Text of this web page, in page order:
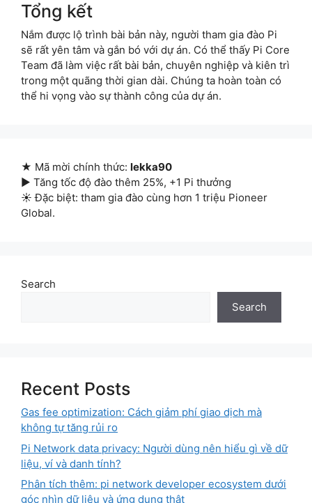
Tổng kết
Nắm được lộ trình bài bản này, người tham gia đào Pi
sẽ rất yên tâm và gắn bó với dự án. Có thể thấy Pi Core
Team đã làm việc rất bài bản, chuyên nghiệp và kiên trì
trong một quãng thời gian dài. Chúng ta hoàn toàn có
thể hi vọng vào sự thành công của dự án.
★ Mã mời chính thức: lekka90
▶ Tăng tốc độ đào thêm 25%, +1 Pi thưởng
☀ Đặc biệt: tham gia đào cùng hơn 1 triệu Pioneer
Global.
Search
Search
Recent Posts
Gas fee optimization: Cách giảm phí giao dịch mà
không tự tăng rủi ro
Pi Network data privacy: Người dùng nên hiểu gì về dữ
liệu, ví và danh tính?
Phân tích thêm: pi network developer ecosystem dưới
góc nhìn dữ liệu và ứng dụng thật